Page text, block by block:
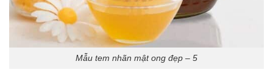
Mẫu tem nhãn mật ong đẹp – 5